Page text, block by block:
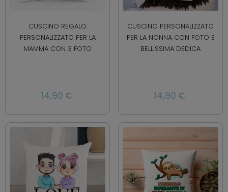
CUSCINO REGALO
PERSONALIZZATO PER LA
MAMMA CON 3 FOTO
14,90 €
CUSCINO PERSONALIZZATO
PER LA NONNA CON FOTO E
BELLISSIMA DEDICA
14,90 €